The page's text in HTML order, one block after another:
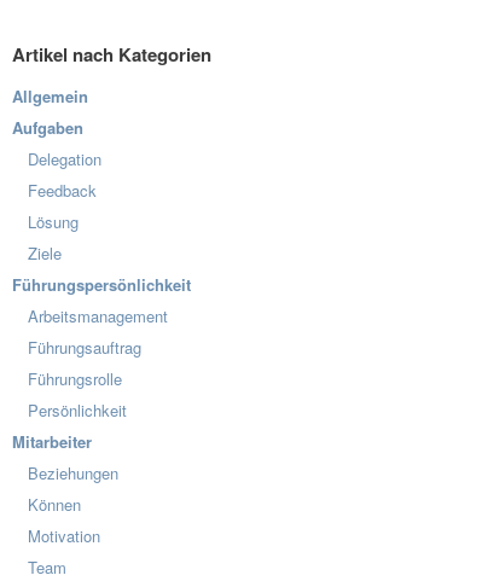
Artikel nach Kategorien
Allgemein
Aufgaben
Delegation
Feedback
Lösung
Ziele
Führungspersönlichkeit
Arbeitsmanagement
Führungsauftrag
Führungsrolle
Persönlichkeit
Mitarbeiter
Beziehungen
Können
Motivation
Team